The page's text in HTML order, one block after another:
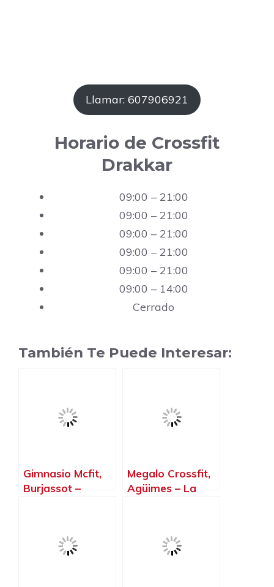
Llamar: 607906921
Horario de Crossfit
Drakkar
09:00 – 21:00
09:00 – 21:00
09:00 – 21:00
09:00 – 21:00
09:00 – 21:00
09:00 – 14:00
Cerrado
También Te Puede Interesar:
Gimnasio Mcfit,
Burjassot –
Megalo Crossfit,
Agüimes – La